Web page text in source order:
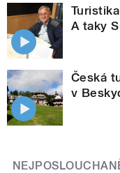
A taky
Česká
v